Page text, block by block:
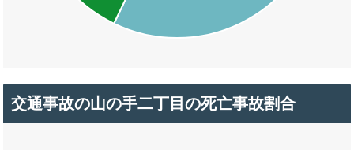
交通事故の山の手二丁目の死亡事故割合